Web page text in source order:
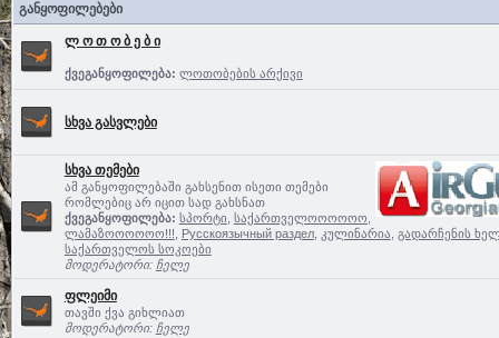
განყოფილებები
ლ ო თ ო ბ ე ბ ი
ქვეგანყოფილება: ლოთობების არქივი
სხვა გასვლები
სხვა თემები
ამ განყოფილებაში გახსენით ისეთი თემები
რომლებიც არ იცით სად გახსნათ
ქვეგანყოფილება: სპორტი საქართველოოოოოო,
ლამაზოოოოოო!!!
Русскоязычный раздел, კულინარია გადარჩენის
საქართველოს სოკოები
მოდერატორი: ჩელე
ფლეიმი
თავში ქვა გიხლიათ
მოდერატორი: ჩელე